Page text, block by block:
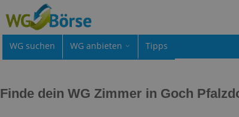
WG suchen WG anbieten Tipps
Finde dein WG Zimmer in Goch